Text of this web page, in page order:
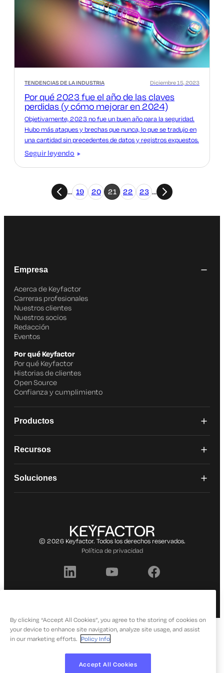
TENDENCIAS DE LA INDUSTRIA
Por qué 2023 fue el año de las claves
perdidas (y cómo mejorar en 2024)
Diciembre 15, 2023
Objetivamente, 2023 no fue un buen año para la seguridad.
Hubo más ataques y brechas que nunca, lo que se tradujo en
una cantidad sin precedentes de datos y registros expuestos.
Seguir leyendo
… 19 20 21 22 23 …
Empresa
Acerca de Keyfactor
Carreras profesionales
Nuestros clientes
Nuestros socios
Redacción
Eventos
Por qué Keyfactor
Por qué Keyfactor
Historias de clientes
Open Source
Confianza y cumplimiento
Productos
Recursos
Soluciones
© 2026 Keyfactor. Todos los derechos reservados.
Política de privacidad
By clicking “Accept All Cookies”, you agree to the storing of cookies on
your device to enhance site navigation, analyze site usage, and assist
in our marketing efforts. Policy Info
Accept All Cookies